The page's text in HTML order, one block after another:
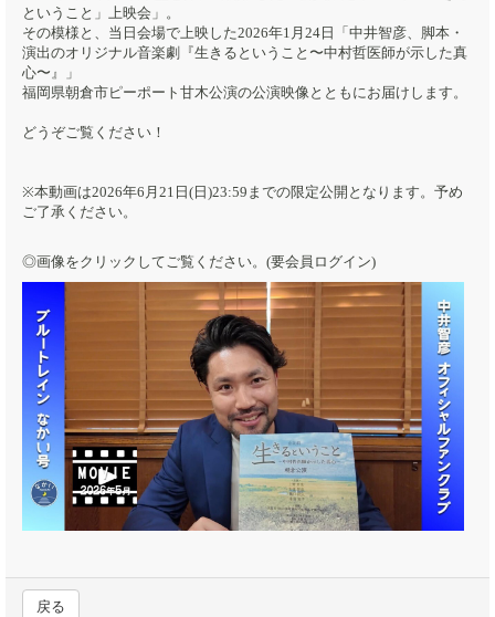
ということ」上映会」。
その模様と、当日会場で上映した2026年1月24日「中井智彦、脚本・
演出のオリジナル音楽劇『生きるということ〜中村哲医師が示した真
心〜』」
福岡県朝倉市ピーポート甘木公演の公演映像とともにお届けします。
どうぞご覧ください！
※本動画は2026年6月21日(日)23:59までの限定公開となります。予め
ご了承ください。
◎画像をクリックしてご覧ください。(要会員ログイン)
戻る